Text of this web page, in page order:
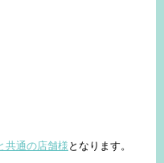
共通の店舗様 となります。